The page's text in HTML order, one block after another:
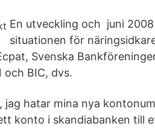
En utveckling och juni
situationen för
Svenska
och BIC, dvs.
hatar mina nya
konto i skandiabanken till